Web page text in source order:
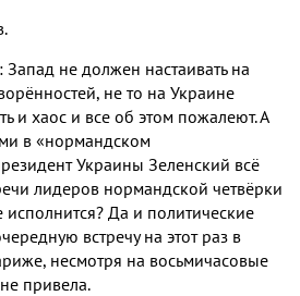
не должен настаивать на
не то на Украине
и хаос и все об этом пожалеют. А
в «нормандском
Украины Зеленский всё
лидеров нормандской четвёрки
Да и политические
встречу на этот раз в
несмотря на восьмичасовые
привела.